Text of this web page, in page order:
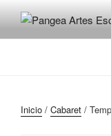
PANGEA
Pangea
Inicio / Cabaret /